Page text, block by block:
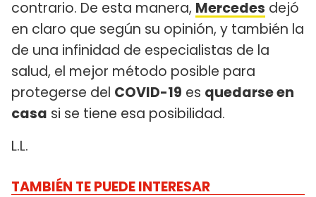
contrario. De esta manera, Mercedes dejó
en claro que según su opinión, y también la
de una infinidad de especialistas de la
salud, el mejor método posible para
protegerse del COVID-19 es quedarse en
casa si se tiene esa posibilidad.
L.L.
TAMBIÉN TE PUEDE INTERESAR